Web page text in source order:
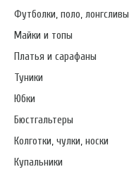
Футболки, поло, лонгсливы
Майки и топы
Платья и сарафаны
Туники
Юбки
Бюстгальтеры
Колготки, чулки, носки
Купальники